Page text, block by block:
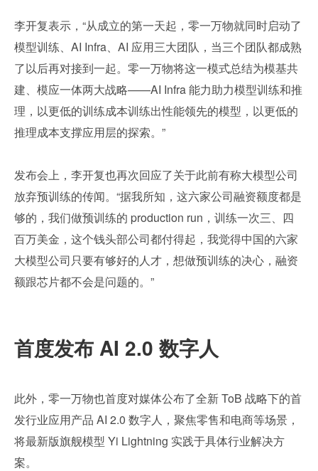
李开复表示，“从成立的第一天起，零一万物就同时启动了
模型训练、AI Infra、AI 应用三大团队，当三个团队都成熟
了以后再对接到一起。零一万物将这一模式总结为模基共
建、模应一体两大战略——AI Infra 能力助力模型训练和推
理，以更低的训练成本训练出性能领先的模型，以更低的
推理成本支撑应用层的探索。”
发布会上，李开复也再次回应了关于此前有称大模型公司
放弃预训练的传闻。“据我所知，这六家公司融资额度都是
够的，我们做预训练的 production run，训练一次三、四
百万美金，这个钱头部公司都付得起，我觉得中国的六家
大模型公司只要有够好的人才，想做预训练的决心，融资
额跟芯片都不会是问题的。”
首度发布 AI 2.0 数字人
此外，零一万物也首度对媒体公布了全新 ToB 战略下的首
发行业应用产品 AI 2.0 数字人，聚焦零售和电商等场景，
将最新版旗舰模型 Yi Lightning 实践于具体行业解决方
案。